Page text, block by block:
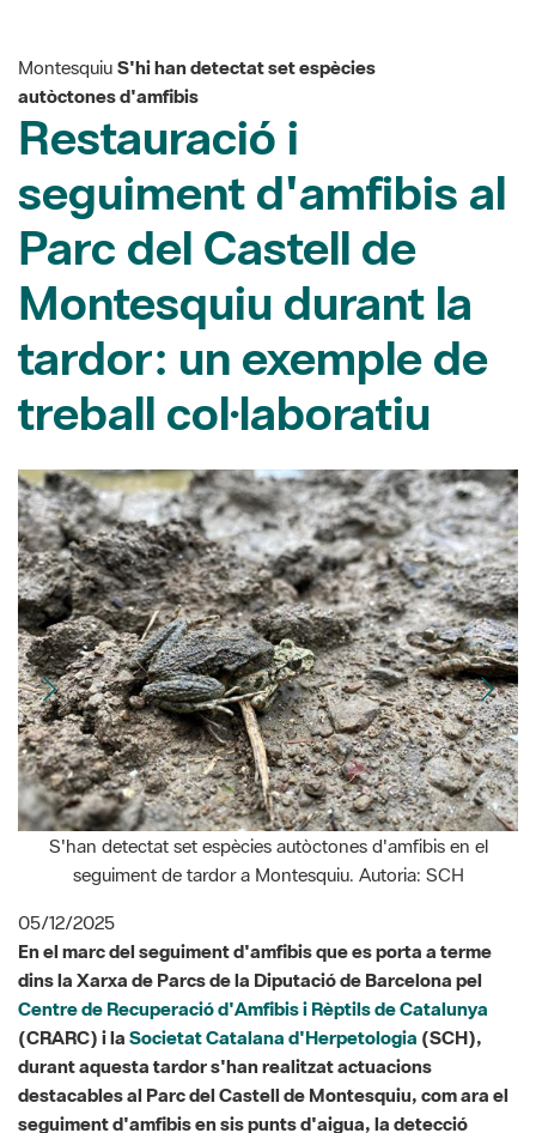
Restauració i
seguiment d'amfibis al
Parc del Castell de
Montesquiu durant la
tardor: un exemple de
treball col·laboratiu
S'han detectat set espècies autòctones d'amfibis en el
seguiment de tardor a Montesquiu. Autoria: SCH
05/12/2025
En el marc del seguiment d'amfibis que es porta a terme
dins la Xarxa de Parcs de la Diputació de Barcelona pel
Centre de Recuperació d'Amfibis i Rèptils de Catalunya
(CRARC) i laSocietat Catalana d'Herpetologia(SCH),
durant aquesta tardor s'han realitzat actuacions
destacables al Parc del Castell de Montesquiu, com ara el
seguiment d'amfibis en sis punts d'aigua, la detecció
d'espècies introduïdes i el buidatge d'una bassa artificial
per a la seva gestió i millora. Els resultats del seguiment
han estat especialment rellevants. En el conjunt del Parc